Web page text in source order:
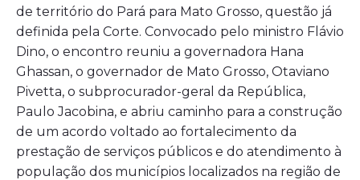
de território do Pará para Mato Grosso, questão já
definida pela Corte. Convocado pelo ministro Flávio
Dino, o encontro reuniu a governadora Hana
Ghassan, o governador de Mato Grosso, Otaviano
Pivetta, o subprocurador-geral da República,
Paulo Jacobina, e abriu caminho para a construção
de um acordo voltado ao fortalecimento da
prestação de serviços públicos e do atendimento à
população dos municípios localizados na região de